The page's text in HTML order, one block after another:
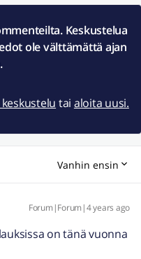
Keskustelua
ole välttämättä ajan
tai aloita uusi.
Vanhin ensin
Forum|Forum|4 years ago
on tänä vuonna